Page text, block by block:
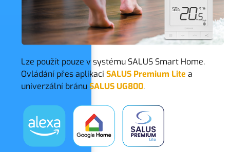
Lze použít pouze v systému SALUS Smart Home.
Ovládání přes aplikaciSALUS Premium Lite a
univerzální bránuSALUS UG800.